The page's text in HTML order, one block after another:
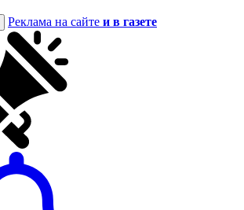
Реклама на сайте и в газете